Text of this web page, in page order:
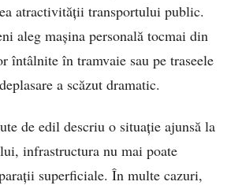
atractivității transportului public.
aleg mașina personală tocmai din
întâlnite în tramvaie sau pe traseele
a scăzut dramatic.
de edil descriu o situație ajunsă la
infrastructura nu mai poate
superficiale. În multe cazuri,